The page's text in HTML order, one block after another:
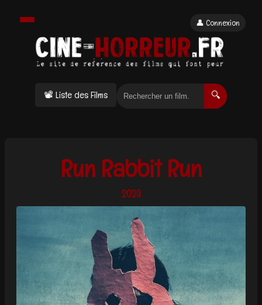
📽 Liste des Films 🔍
👤 Connexion
Run Rabbit Run
2023